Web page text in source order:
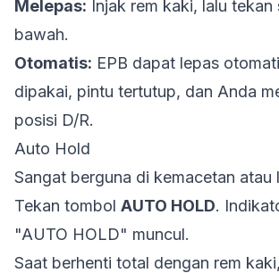
Melepas: Injak rem kaki, lalu
bawah.
Otomatis: EPB dapat lepas
dipakai, pintu tertutup, dan Anda
posisi D/R.
Auto Hold
Sangat berguna di kemacetan atau
Tekan tombol AUTO HOLD.
"AUTO HOLD" muncul.
Saat berhenti total dengan rem